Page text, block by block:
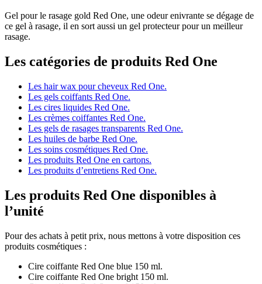
Gel pour le rasage gold Red One, une odeur enivrante se dégage de
ce gel à rasage, il en sort aussi un gel protecteur pour un meilleur
rasage.
Les catégories de produits Red One
Les hair wax pour cheveux Red One.
Les gels coiffants Red One.
Les cires liquides Red One.
Les crèmes coiffantes Red One.
Les gels de rasages transparents Red One.
Les huiles de barbe Red One.
Les soins cosmétiques Red One.
Les produits Red One en cartons.
Les produits d’entretiens Red One.
Les produits Red One disponibles à
l’unité
Pour des achats à petit prix, nous mettons à votre disposition ces
produits cosmétiques :
Cire coiffante Red One blue 150 ml.
Cire coiffante Red One bright 150 ml.